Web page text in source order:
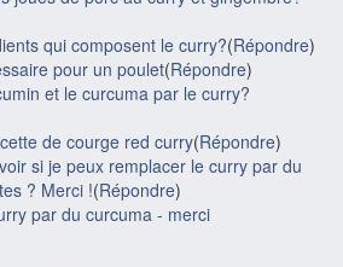
qui composent le curry?(Répondre)
pour un poulet(Répondre)
et le curcuma par le curry?
de courge red curry(Répondre)
si je peux remplacer le curry par du
? Merci !(Répondre)
par du curcuma - merci